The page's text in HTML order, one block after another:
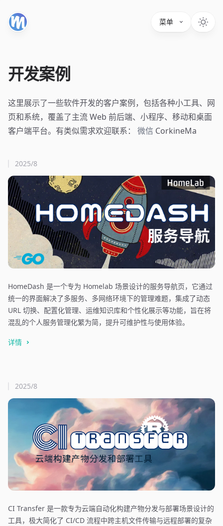
菜单
开发案例
这里展示了一些软件开发的客户案例，包括各种小工具、网
页和系统，覆盖了主流 Web 前后端、小程序、移动和桌面
客户端平台。有类似需求欢迎联系： 微信 CorkineMa
2025/8
HomeDash 是一个专为 Homelab 场景设计的服务导航页，它通过
统一的界面解决了多服务、多网络环境下的管理难题，集成了动态
URL 切换、配置化管理、运维知识库和个性化展示等功能，旨在将
混乱的个人服务管理化繁为简，提升可维护性与使用体验。
详情
2025/8
CI Transfer 是一款专为云端自动化构建产物分发与部署场景设计的
工具，极大简化了 CI/CD 流程中跨主机文件传输与远程部署的复杂